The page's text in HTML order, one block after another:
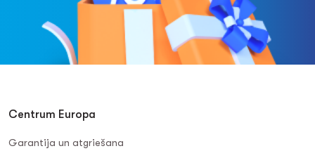
Centrum Europa
Garantija un atgriešana